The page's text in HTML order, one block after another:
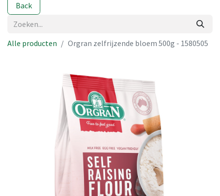
Back
Alle producten Orgran zelfrijzende bloem 500g - 1580505